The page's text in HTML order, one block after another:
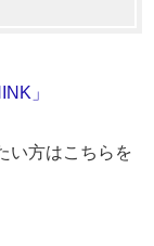
」
い方はこちらを